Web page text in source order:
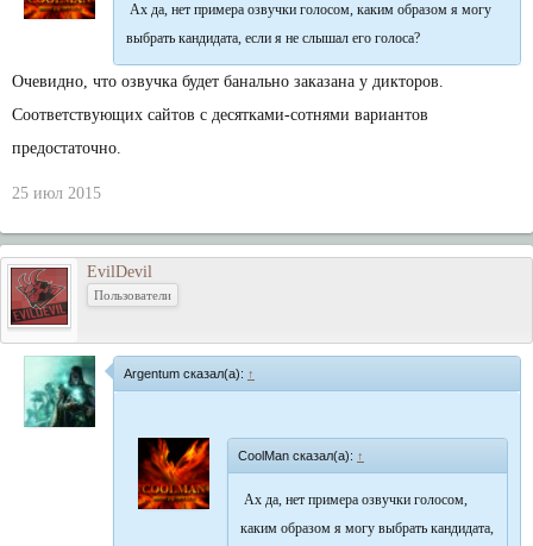
Ах да, нет примера озвучки голосом, каким образом я могу
выбрать кандидата, если я не слышал его голоса?
Очевидно, что озвучка будет банально заказана у дикторов.
Соответствующих сайтов с десятками-сотнями вариантов
предостаточно.
25 июл 2015
EvilDevil
Пользователи
Argentum сказал(а): ↑
CoolMan сказал(а): ↑
Ах да, нет примера озвучки голосом,
каким образом я могу выбрать кандидата,